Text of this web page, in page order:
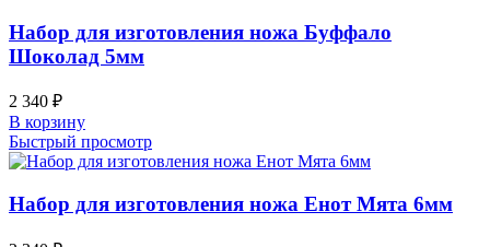
Набор для изготовления ножа Буффало
Шоколад 5мм
2 340 ₽
В корзину
Быстрый просмотр
Набор для изготовления ножа Енот Мята 6мм